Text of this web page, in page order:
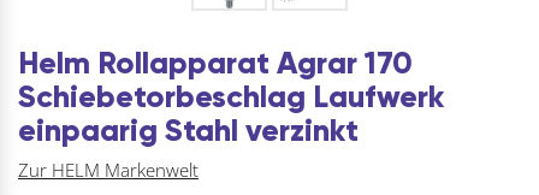
Helm Rollapparat Agrar 170
Schiebetorbeschlag Laufwerk
einpaarig Stahl verzinkt
Zur HELM Markenwelt